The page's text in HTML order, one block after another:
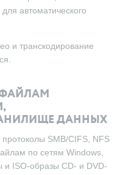
автоматического
и транскодирование
ДАННЫХ
SMB/CIFS, NFS
по сетям Windows,
ISO-образы CD- и DVD-